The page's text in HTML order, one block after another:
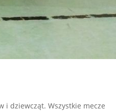
i dziewcząt. Wszystkie mecze